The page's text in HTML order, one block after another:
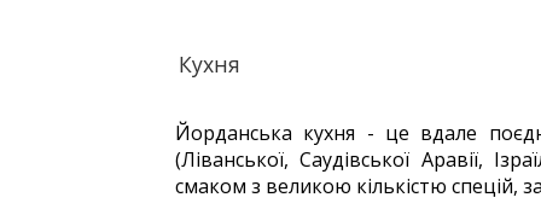
Кухня
Йорданська кухня - це вдале
(Ліванської, Саудівської Аравії,
смаком з великою кількістю спецій,